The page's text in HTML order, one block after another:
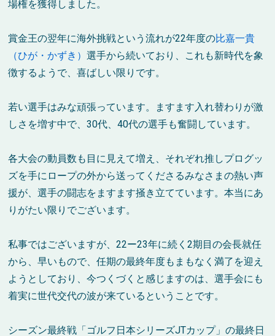
場権を獲得しました。
賞金王の翌年に海外挑戦という流れが22年度の比嘉一貴
（ひが・かずき）選手から続いており、これも新時代を象
徴するようで、喜ばしい限りです。
若い選手はみな頑張っています。ますます入れ替わりが激
しさを増す中で、30代、40代の選手も奮闘しています。
各大会の動員数も目に見えて増え、それぞれ推しプログッ
ズを手にロープの外から送ってくださるみなさまの熱い声
援が、選手の闘志をますます掻き立てています。本当にあ
りがたい限りでございます。
私事ではございますが、22ー23年に続く2期目の会長就任
から、早いもので、任期の最終年度もまもなく満了を迎え
ようとしており、今つくづくと感じますのは、選手会にも
着実に世代交代の波が来ているということです。
シーズン最終戦「ゴルフ日本シリーズJTカップ」の最終日